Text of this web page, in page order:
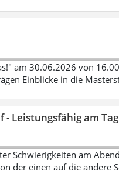
am 30.06.2026 von
Einblicke in die
- Leistungsfähig am
Schwierigkeiten am
der einen auf die andere